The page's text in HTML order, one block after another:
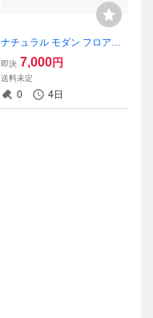
ナチュラル モダン フロアソ
ファ 1.5人掛け ローソファ 座
椅子 ファブリック リビング/
無印ウニコアクタスIDC大塚
家具北欧/
即決 7,000円
送料未定
0 4日